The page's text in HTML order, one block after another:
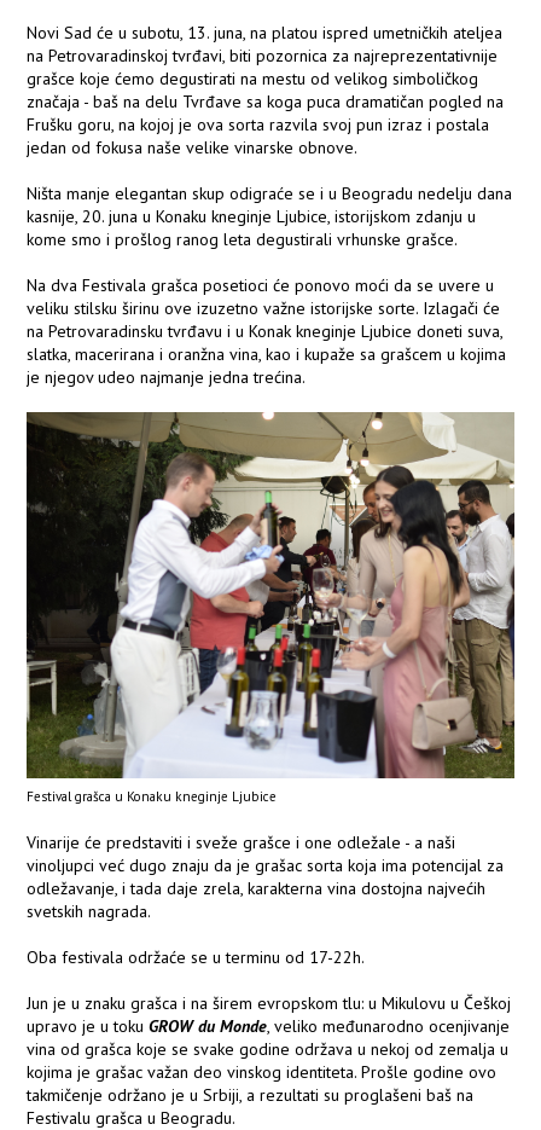
Novi Sad će u subotu, 13. juna, na platou ispred umetničkih ateljea
na Petrovaradinskoj tvrđavi, biti pozornica za najreprezentativnije
grašce koje ćemo degustirati na mestu od velikog simboličkog
značaja - baš na delu Tvrđave sa koga puca dramatičan pogled na
Frušku goru, na kojoj je ova sorta razvila svoj pun izraz i postala
jedan od fokusa naše velike vinarske obnove.
Ništa manje elegantan skup odigraće se i u Beogradu nedelju dana
kasnije, 20. juna u Konaku kneginje Ljubice, istorijskom zdanju u
kome smo i prošlog ranog leta degustirali vrhunske grašce.
Na dva Festivala grašca posetioci će ponovo moći da se uvere u
veliku stilsku širinu ove izuzetno važne istorijske sorte. Izlagači će
na Petrovaradinsku tvrđavu i u Konak kneginje Ljubice doneti suva,
slatka, macerirana i oranžna vina, kao i kupaže sa grašcem u kojima
je njegov udeo najmanje jedna trećina.
Festival grašca u Konaku kneginje Ljubice
Vinarije će predstaviti i sveže grašce i one odležale - a naši
vinoljupci već dugo znaju da je grašac sorta koja ima potencijal za
odležavanje, i tada daje zrela, karakterna vina dostojna najvećih
svetskih nagrada.
Oba festivala održaće se u terminu od 17-22h.
Jun je u znaku grašca i na širem evropskom tlu: u Mikulovu u Češkoj
upravo je u tokuGROW du Monde, veliko međunarodno ocenjivanje
vina od grašca koje se svake godine održava u nekoj od zemalja u
kojima je grašac važan deo vinskog identiteta. Prošle godine ovo
takmičenje održano je u Srbiji, a rezultati su proglašeni baš na
Festivalu grašca u Beogradu.